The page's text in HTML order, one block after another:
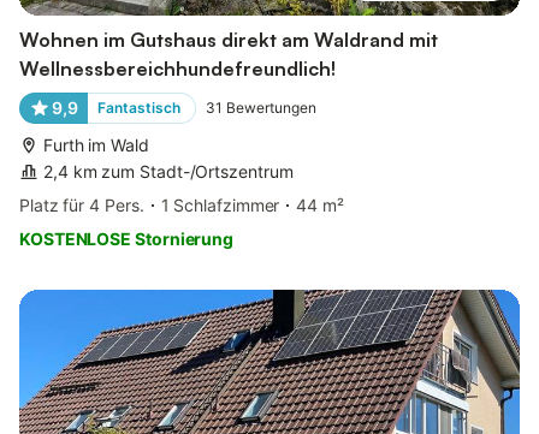
Wohnen im Gutshaus direkt am Waldrand mit
Wellnessbereichhundefreundlich!
9,9 Fantastisch 31 Bewertungen
Furth im Wald
2,4 km zum Stadt-/Ortszentrum
Platz für 4 Pers.
1 Schlafzimmer
44 m²
KOSTENLOSE Stornierung